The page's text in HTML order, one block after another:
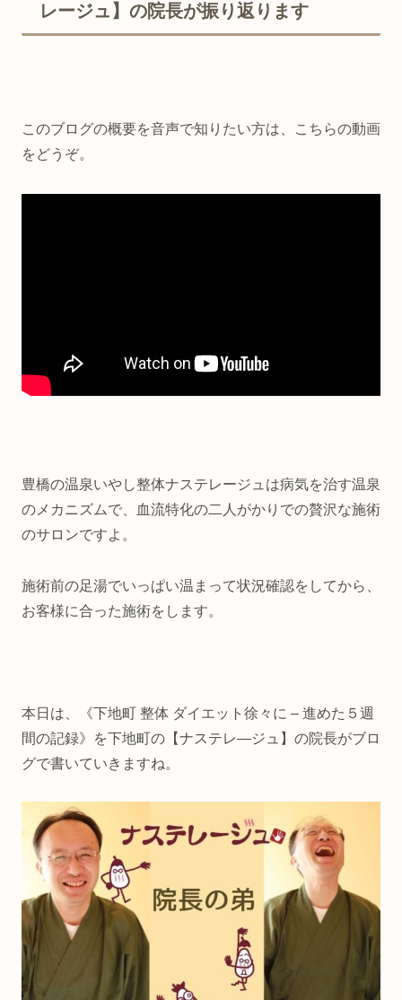
レージュ】の院長が振り返ります
このブログの概要を音声で知りたい方は、こちらの動画
をどうぞ。
豊橋の温泉いやし整体ナステレージュは病気を治す温泉
のメカニズムで、血流特化の二人がかりでの贅沢な施術
のサロンですよ。
施術前の足湯でいっぱい温まって状況確認をしてから、
お客様に合った施術をします。
本日は、《下地町 整体 ダイエット徐々に – 進めた５週
間の記録》を下地町の【ナステレ―ジュ】の院長がブロ
グで書いていきますね。